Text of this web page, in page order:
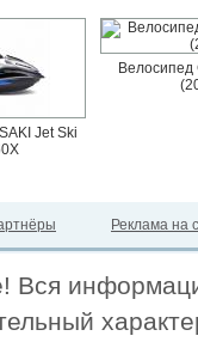
Jet Ski
Велосипед
Реклама на
Вся